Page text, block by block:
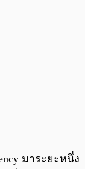
มาระยะหนึ่ง